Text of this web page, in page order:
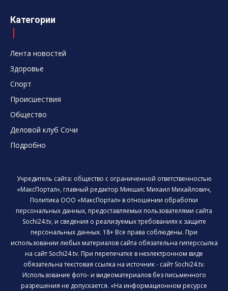
Категории
Лента новостей
Здоровье
Спорт
Происшествия
Общество
Деловой клуб Сочи
Подробно
Учредитель сайта: общество с ограниченной ответственностью
«МаксПортал», главный редактор Микшис Михаил Михайлович,
Политика ООО «МаксПортал» в отношении обработки
персональных данных, предоставляемых пользователями сайта
Sochi24.tv, и сведения о реализуемых требованиях к защите
персональных данных. 18+ Все права соблюдены. При
использовании любых материалов сайта обязательна гиперссылка
на сайт Sochi24.tv. При перепечатке в неэлектронном виде
обязательна текстовая ссылка на источник - сайт Sochi24.tv.
Использование фото- и видеоматериалов без письменного
разрешения не допускается. «На информационном ресурсе